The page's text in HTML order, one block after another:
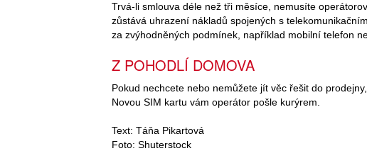
Trvá-li smlouva déle než tři měsíce, nemusíte
zůstává uhrazení nákladů spojených s
za zvýhodněných podmínek, například mobilní telefon
Z POHODLÍ DOMOVA
Pokud nechcete nebo nemůžete jít věc řešit do prodejny,
Novou SIM kartu vám operátor pošle kurýrem.
Text: Táňa Pikartová
Foto: Shuterstock